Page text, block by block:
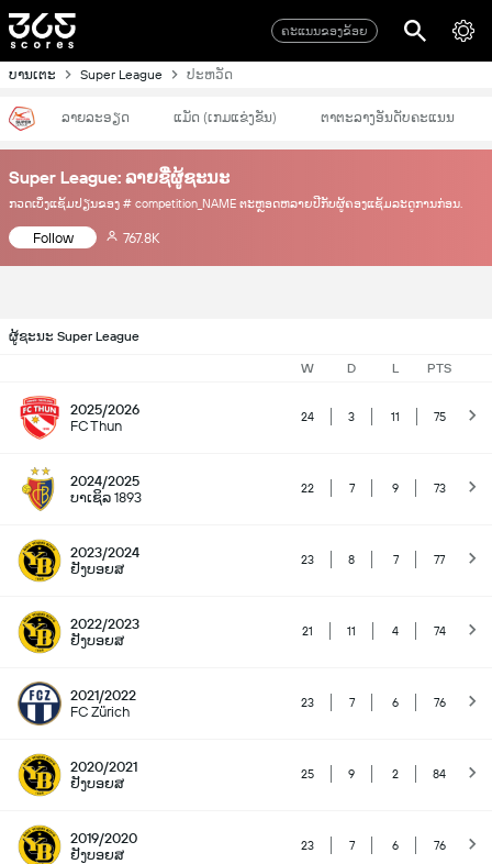
ຄະແນນຂອງຂ້ອຍ
ບານເຕະ Super League ປະຫວັດ
ລາຍລະອຽດ ແມັດ (ເກມແຂ່ງຂັນ) ຕາຕະລາງອັນດັບຄະແນນ
Super League: ລາຍຊື່ຜູ້ຊະນະ
ກວດເບິ່ງແຊ້ມປຽນຂອງ # competition_NAME ຕະຫຼອດຫລາຍປີກັບຜູ້ຄອງແຊ້ມລະດູການກ່ອນ.
Follow 767.8K
ຜູ້ຊະນະ Super League
W D L PTS
2025/2026
FC Thun
24 3 11 75
2024/2025
ບາເຊິລ 1893
22 7 9 73
2023/2024
ຢັງບອຍສ
23 8 7 77
2022/2023
ຢັງບອຍສ
21 11 4 74
2021/2022
FC Zürich
23 7 6 76
2020/2021
ຢັງບອຍສ
25 9 2 84
2019/2020
ຢັງບອຍສ
23 7 6 76